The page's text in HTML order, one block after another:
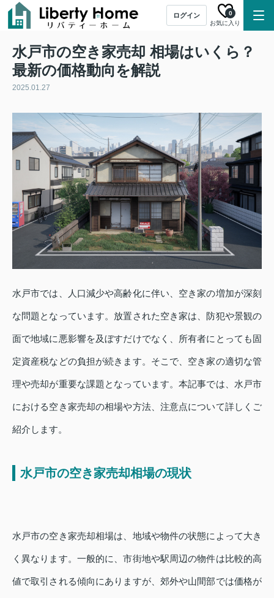
ログイン
お気に入り
0
水戸市の空き家売却 相場はいくら？
最新の価格動向を解説
2025.01.27
水戸市では、人口減少や高齢化に伴い、空き家の増加が深刻
な問題となっています。放置された空き家は、防犯や景観の
面で地域に悪影響を及ぼすだけでなく、所有者にとっても固
定資産税などの負担が続きます。そこで、空き家の適切な管
理や売却が重要な課題となっています。本記事では、水戸市
における空き家売却の相場や方法、注意点について詳しくご
紹介します。
水戸市の空き家売却相場の現状
水戸市の空き家売却相場は、地域や物件の状態によって大き
く異なります。一般的に、市街地や駅周辺の物件は比較的高
値で取引される傾向にありますが、郊外や山間部では価格が